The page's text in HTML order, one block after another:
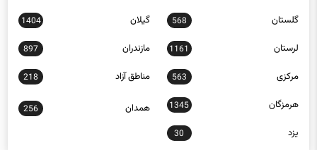
گلستان 568 گیلان 1404
لرستان 1161 مازندران 897
مرکزی 563 مناطق آزاد 218
هرمزگان 1345 همدان 256
یزد 30